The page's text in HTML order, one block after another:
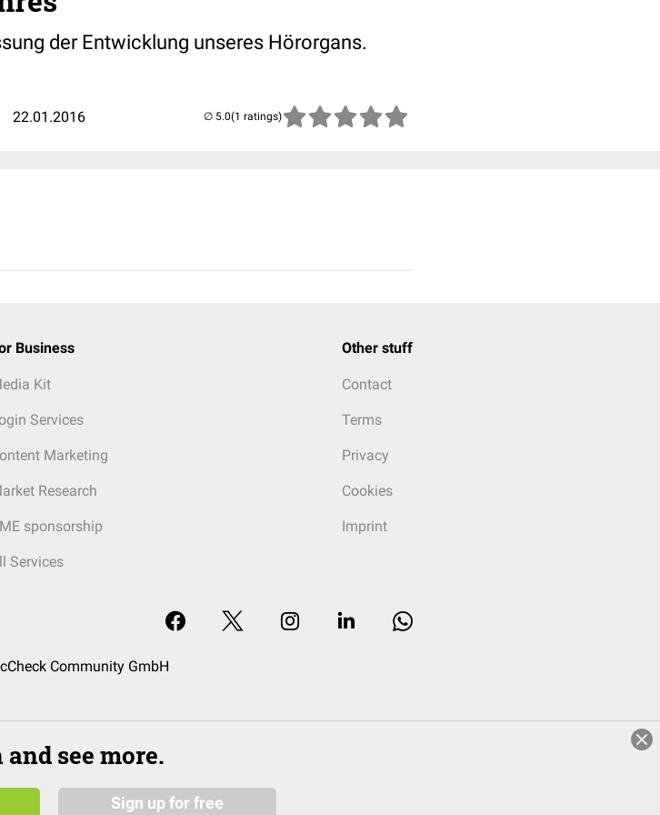
der Entwicklung unseres Hörorgans.
22.01.2016 (1 ratings)
Business
Kit
Services
Marketing
Research
sponsorship
Services
Other stuff
Contact
Terms
Privacy
Cookies
Imprint
Community GmbH
and see more.
Sign up for free